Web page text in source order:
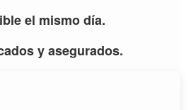
el mismo día.
y asegurados.